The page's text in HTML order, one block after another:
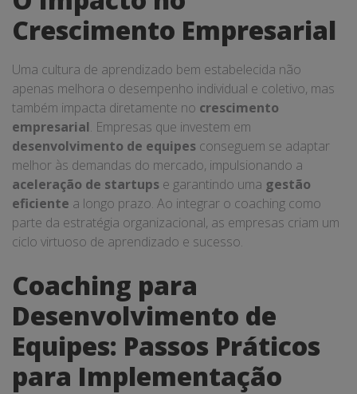
Crescimento Empresarial
Uma cultura de aprendizado bem estabelecida não
apenas melhora o desempenho individual e coletivo, mas
também impacta diretamente no crescimento
empresarial. Empresas que investem em
desenvolvimento de equipes conseguem se adaptar
melhor às demandas do mercado, impulsionando a
aceleração de startups e garantindo uma gestão
eficiente a longo prazo. Ao integrar o coaching como
parte da estratégia organizacional, as empresas criam um
ciclo virtuoso de aprendizado e sucesso.
Coaching para
Desenvolvimento de
Equipes: Passos Práticos
para Implementação